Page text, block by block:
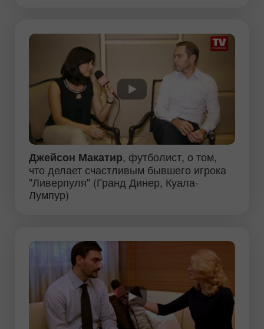
Джейсон Макатир, футболист, о том,
что делает счастливым бывшего игрока
"Ливерпуля" (Гранд Динер, Куала-
Лумпур)